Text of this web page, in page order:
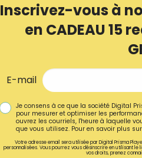
Inscrivez-vous à
en CADEAU 15
E-mail
Je consens à ce que la société Digital
pour mesurer et optimiser les
ouvrez les courriels, l'heure à laquelle
que vous utilisez. Pour en savoir plus
Votre adresse email sera utilisée par Digital Prisma
personnalisées. Vous pourrez vous désinscrire en utilisant
vos droits, prenez